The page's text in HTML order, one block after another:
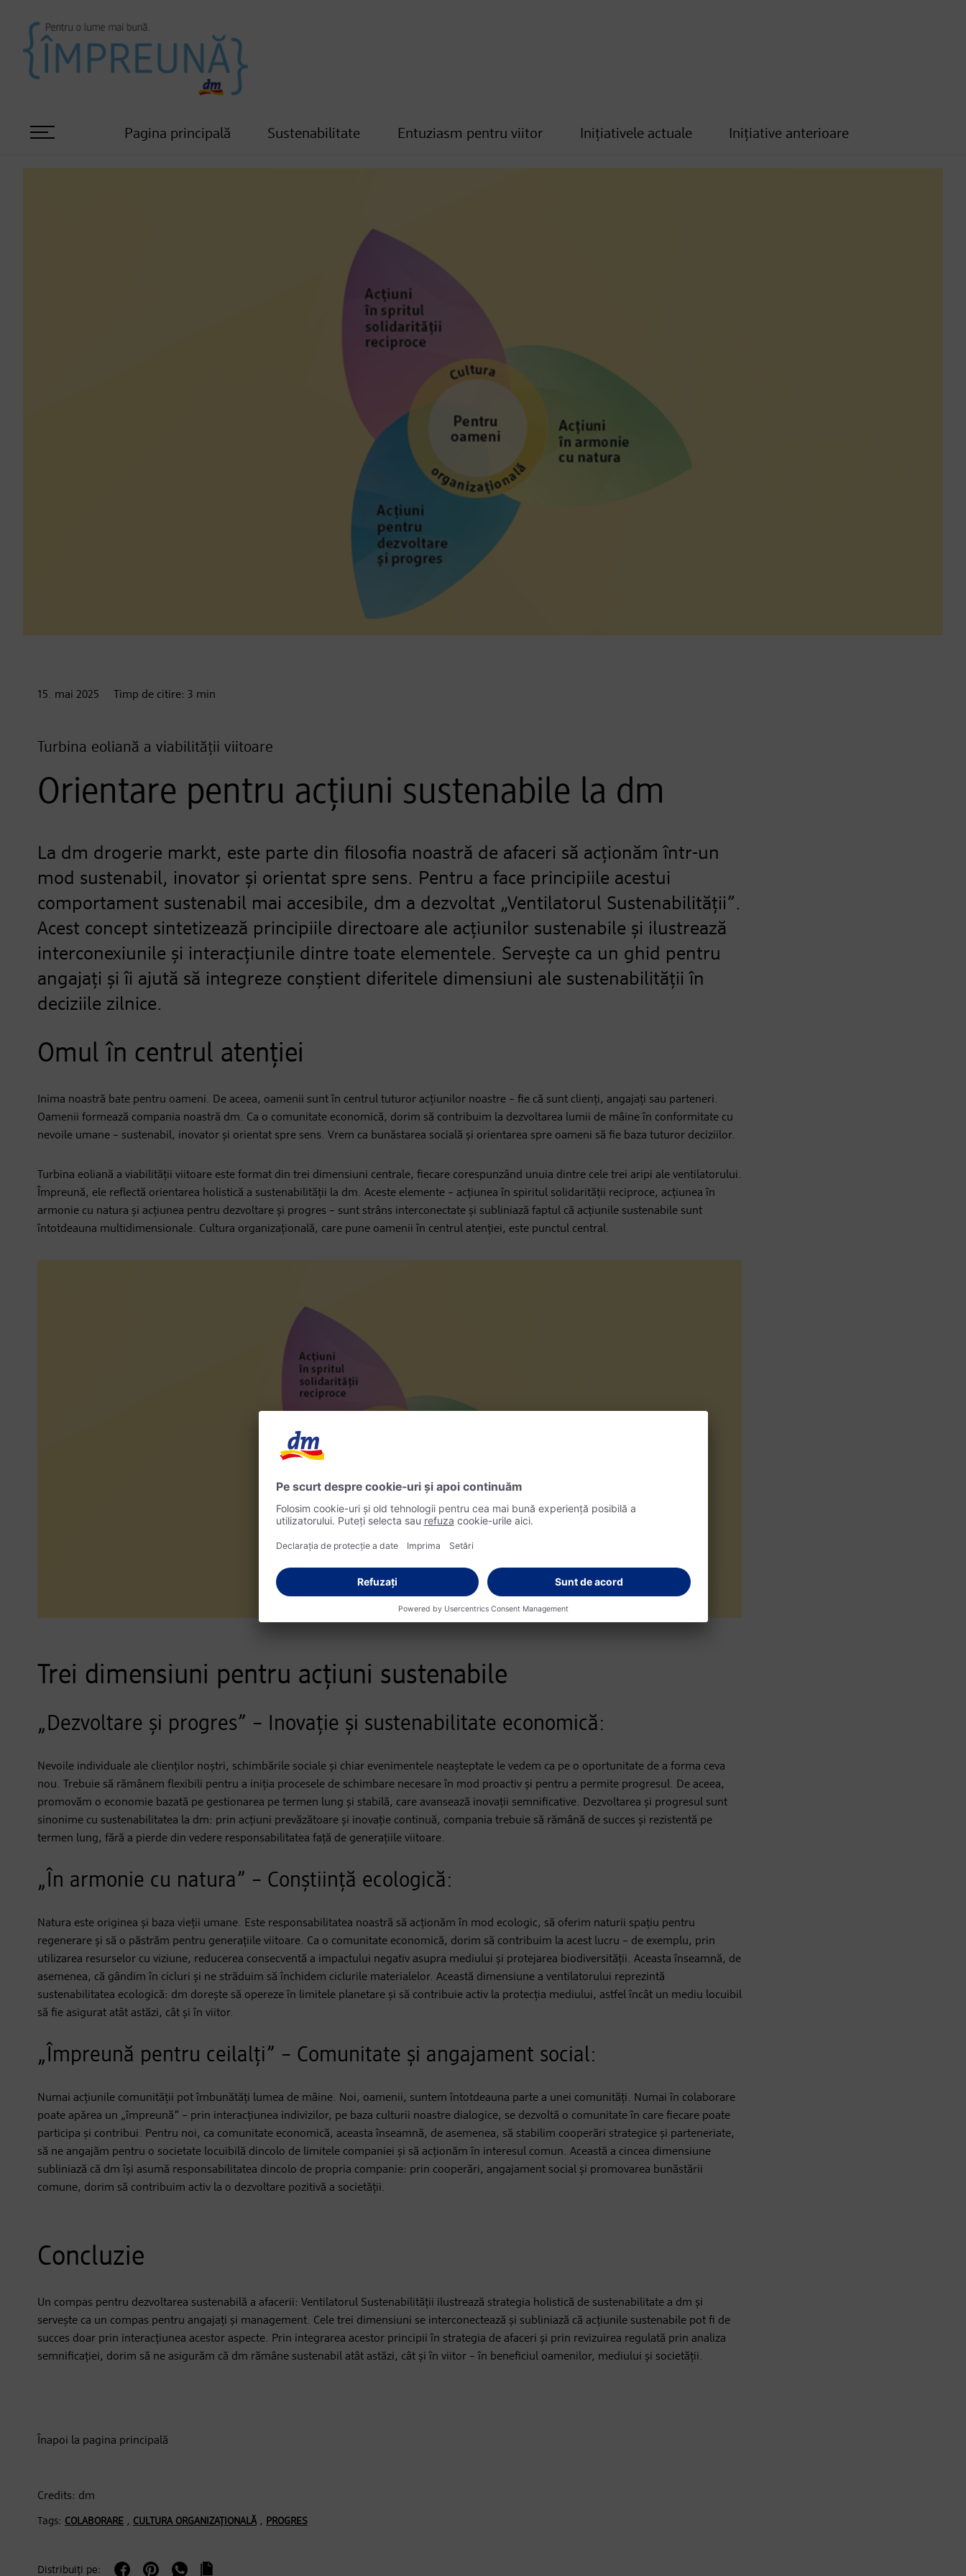
Pagina principală Sustenabilitate Entuziasm pentru viitor Inițiativele actuale Inițiative anterioare
15. mai 2025 Timp de citire: 3 min
Turbina eoliană a viabilității viitoare
Orientare pentru acțiuni sustenabile la dm
La dm drogerie markt, este parte din filosofia noastră de afaceri să acționăm într-un
mod sustenabil, inovator și orientat spre sens. Pentru a face principiile acestui
comportament sustenabil mai accesibile, dm a dezvoltat „Ventilatorul Sustenabilității”.
Acest concept sintetizează principiile directoare ale acțiunilor sustenabile și ilustrează
interconexiunile și interacțiunile dintre toate elementele. Servește ca un ghid pentru
angajați și îi ajută să integreze conștient diferitele dimensiuni ale sustenabilității în
deciziile zilnice.
Omul în centrul atenției
Inima noastră bate pentru oameni. De aceea, oamenii sunt în centrul tuturor acțiunilor noastre – fie că sunt clienți, angajați sau parteneri.
Oamenii formează compania noastră dm. Ca o comunitate economică, dorim să contribuim la dezvoltarea lumii de mâine în conformitate cu
nevoile umane – sustenabil, inovator și orientat spre sens. Vrem ca bunăstarea socială și orientarea spre oameni să fie baza tuturor deciziilor.
Turbina eoliană a viabilității viitoare este format din trei dimensiuni centrale, fiecare corespunzând unuia dintre cele trei aripi ale ventilatorului.
Împreună, ele reflectă orientarea holistică a sustenabilității la dm. Aceste elemente – acțiunea în spiritul solidarității reciproce, acțiunea în
armonie cu natura și acțiunea pentru dezvoltare și progres – sunt strâns interconectate și subliniază faptul că acțiunile sustenabile sunt
întotdeauna multidimensionale. Cultura organizațională, care pune oamenii în centrul atenției, este punctul central.
Trei dimensiuni pentru acțiuni sustenabile
„Dezvoltare și progres” – Inovație și sustenabilitate economică:
Nevoile individuale ale clienților noștri, schimbările sociale și chiar evenimentele neașteptate le vedem ca pe o oportunitate de a forma ceva
nou. Trebuie să rămânem flexibili pentru a iniția procesele de schimbare necesare în mod proactiv și pentru a permite progresul. De aceea,
promovăm o economie bazată pe gestionarea pe termen lung și stabilă, care avansează inovații semnificative. Dezvoltarea și progresul sunt
sinonime cu sustenabilitatea la dm: prin acțiuni prevăzătoare și inovație continuă, compania trebuie să rămână de succes și rezistentă pe
termen lung, fără a pierde din vedere responsabilitatea față de generațiile viitoare.
„În armonie cu natura” – Conștiință ecologică:
Natura este originea și baza vieții umane. Este responsabilitatea noastră să acționăm în mod ecologic, să oferim naturii spațiu pentru
regenerare și să o păstrăm pentru generațiile viitoare. Ca o comunitate economică, dorim să contribuim la acest lucru – de exemplu, prin
utilizarea resurselor cu viziune, reducerea consecventă a impactului negativ asupra mediului și protejarea biodiversității. Aceasta înseamnă, de
asemenea, că gândim în cicluri și ne străduim să închidem ciclurile materialelor. Această dimensiune a ventilatorului reprezintă
sustenabilitatea ecologică: dm dorește să opereze în limitele planetare și să contribuie activ la protecția mediului, astfel încât un mediu locuibil
să fie asigurat atât astăzi, cât și în viitor.
„Împreună pentru ceilalți” – Comunitate și angajament social:
Numai acțiunile comunității pot îmbunătăți lumea de mâine. Noi, oamenii, suntem întotdeauna parte a unei comunități. Numai în colaborare
poate apărea un „împreună” – prin interacțiunea indivizilor, pe baza culturii noastre dialogice, se dezvoltă o comunitate în care fiecare poate
participa și contribui. Pentru noi, ca comunitate economică, aceasta înseamnă, de asemenea, să stabilim cooperări strategice și parteneriate,
să ne angajăm pentru o societate locuibilă dincolo de limitele companiei și să acționăm în interesul comun. Această a cincea dimensiune
subliniază că dm își asumă responsabilitatea dincolo de propria companie: prin cooperări, angajament social și promovarea bunăstării
comune, dorim să contribuim activ la o dezvoltare pozitivă a societății.
Concluzie
Un compas pentru dezvoltarea sustenabilă a afacerii: Ventilatorul Sustenabilității ilustrează strategia holistică de sustenabilitate a dm și
servește ca un compas pentru angajați și management. Cele trei dimensiuni se interconectează și subliniază că acțiunile sustenabile pot fi de
succes doar prin interacțiunea acestor aspecte. Prin integrarea acestor principii în strategia de afaceri și prin revizuirea regulată prin analiza
semnificației, dorim să ne asigurăm că dm rămâne sustenabil atât astăzi, cât și în viitor – în beneficiul oamenilor, mediului și societății.
Înapoi la pagina principală
Credits: dm
Tags: COLABORARE , CULTURA ORGANIZAȚIONALĂ, PROGRES
Distribuiți pe: